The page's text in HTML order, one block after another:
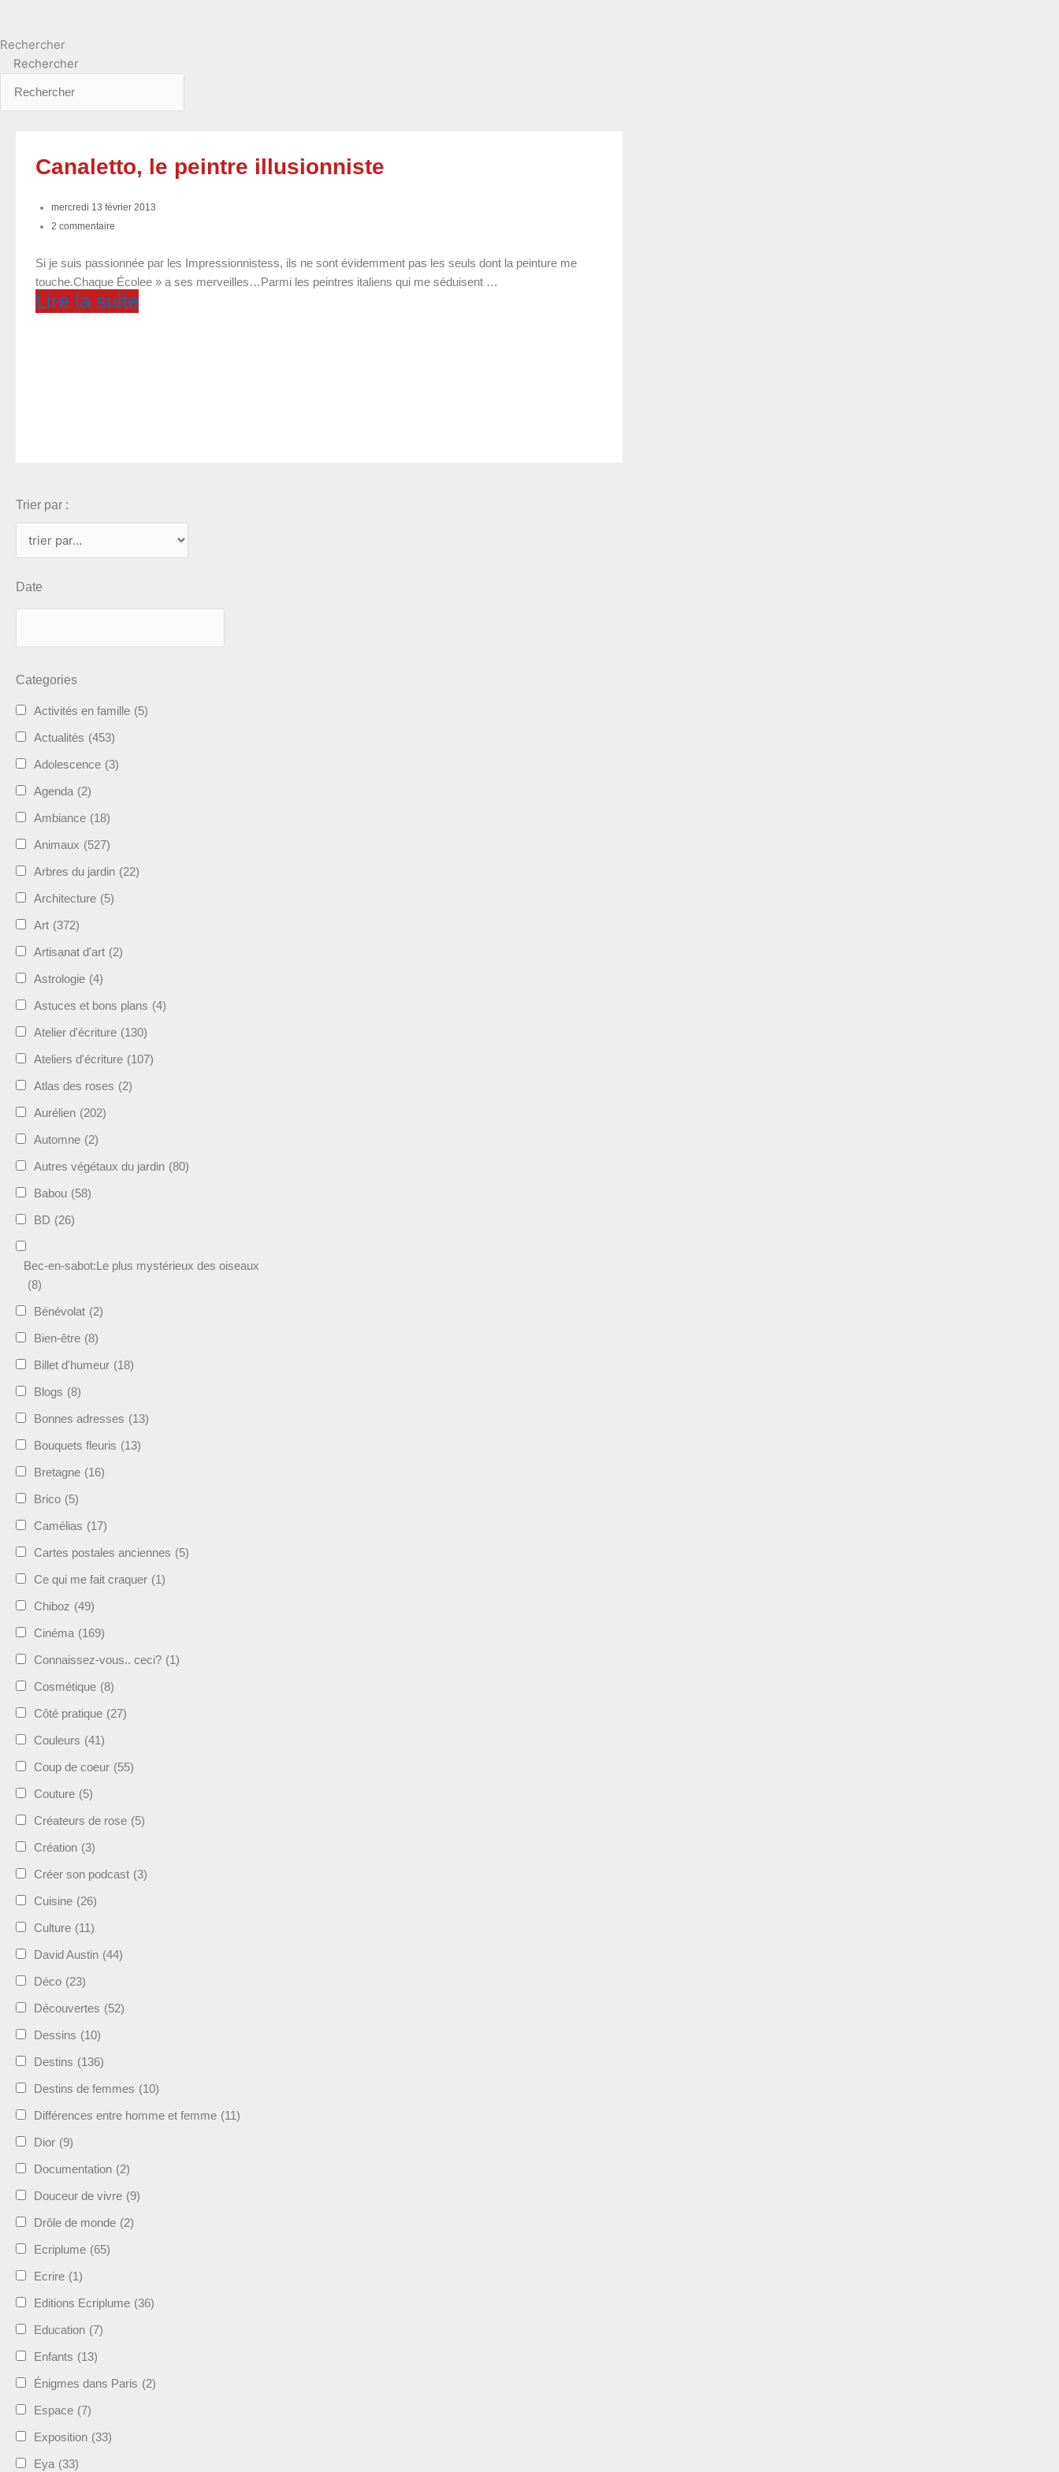
Rechercher
Rechercher
Canaletto, le peintre illusionniste
mercredi 13 février 2013
2 commentaire
Si je suis passionnée par les Impressionnistess, ils ne sont évidemment pas les seuls dont la peinture me
touche.Chaque Écolee » a ses merveilles…Parmi les peintres italiens qui me séduisent …
Lire la suite
Trier par :
Date
Categories
Activités en famille (5)
Actualités (453)
Adolescence (3)
Agenda (2)
Ambiance (18)
Animaux (527)
Arbres du jardin (22)
Architecture (5)
Art (372)
Artisanat d'art (2)
Astrologie (4)
Astuces et bons plans (4)
Atelier d'écriture (130)
Ateliers d'écriture (107)
Atlas des roses (2)
Aurélien (202)
Automne (2)
Autres végétaux du jardin (80)
Babou (58)
BD (26)
Bec-en-sabot:Le plus mystérieux des oiseaux
(8)
Bénévolat (2)
Bien-être (8)
Billet d'humeur (18)
Blogs (8)
Bonnes adresses (13)
Bouquets fleuris (13)
Bretagne (16)
Brico (5)
Camélias (17)
Cartes postales anciennes (5)
Ce qui me fait craquer (1)
Chiboz (49)
Cinéma (169)
Connaissez-vous.. ceci? (1)
Cosmétique (8)
Côté pratique (27)
Couleurs (41)
Coup de coeur (55)
Couture (5)
Créateurs de rose (5)
Création (3)
Créer son podcast (3)
Cuisine (26)
Culture (11)
David Austin (44)
Déco (23)
Découvertes (52)
Dessins (10)
Destins (136)
Destins de femmes (10)
Différences entre homme et femme (11)
Dior (9)
Documentation (2)
Douceur de vivre (9)
Drôle de monde (2)
Ecriplume (65)
Ecrire (1)
Editions Ecriplume (36)
Education (7)
Enfants (13)
Énigmes dans Paris (2)
Espace (7)
Exposition (33)
Eya (33)